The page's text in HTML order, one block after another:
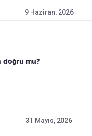
9 Haziran, 2026
doğru mu?
31 Mayıs, 2026